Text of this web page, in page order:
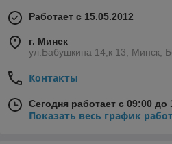
Работает с 15.05.2012
г. Минск
ул.Бабушкина 14,к 13, Минск,
Контакты
Сегодня работает с 09:00 до
Показать весь график